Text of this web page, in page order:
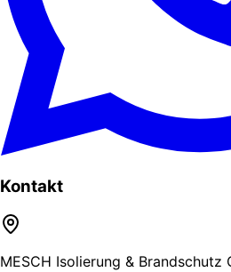
Kontakt
MESCH Isolierung & Brandschutz